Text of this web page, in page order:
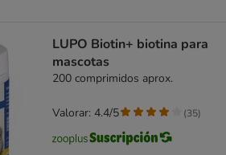
LUPO Biotin+ biotina para
mascotas
200 comprimidos aprox.
Valorar: 4.4/5 (35)